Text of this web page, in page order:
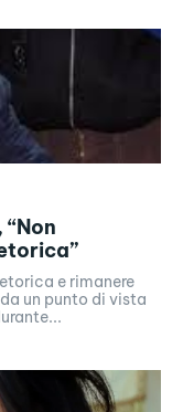
e rimanere
un punto di vista
durante...